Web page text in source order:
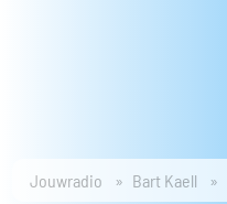
Jouwradio Bart Kaell